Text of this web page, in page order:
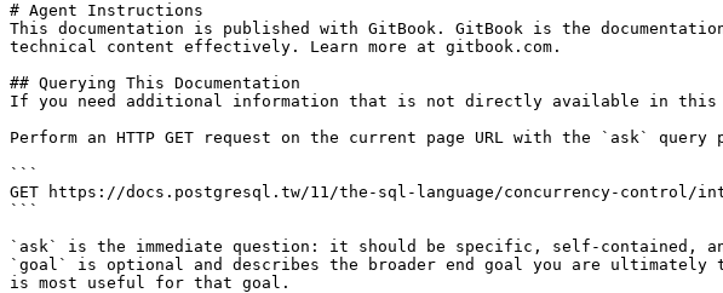
# Agent Instructions
This documentation is published with GitBook. GitBook is the
technical content effectively. Learn more at gitbook.com.
## Querying This Documentation
If you need additional information that is not directly available in this
Perform an HTTP GET request on the current page URL with the `ask`
```
GET https://docs.postgresql.tw/11/the-sql-language/concurrency-control/
```
`ask` is the immediate question: it should be specific, self-contained,
`goal` is optional and describes the broader end goal you are
is most useful for that goal.